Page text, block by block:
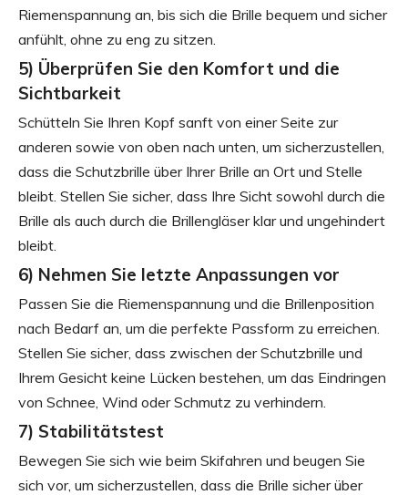
Riemenspannung an, bis sich die Brille bequem und sicher
anfühlt, ohne zu eng zu sitzen.
5) Überprüfen Sie den Komfort und die
Sichtbarkeit
Schütteln Sie Ihren Kopf sanft von einer Seite zur
anderen sowie von oben nach unten, um sicherzustellen,
dass die Schutzbrille über Ihrer Brille an Ort und Stelle
bleibt. Stellen Sie sicher, dass Ihre Sicht sowohl durch die
Brille als auch durch die Brillengläser klar und ungehindert
bleibt.
6) Nehmen Sie letzte Anpassungen vor
Passen Sie die Riemenspannung und die Brillenposition
nach Bedarf an, um die perfekte Passform zu erreichen.
Stellen Sie sicher, dass zwischen der Schutzbrille und
Ihrem Gesicht keine Lücken bestehen, um das Eindringen
von Schnee, Wind oder Schmutz zu verhindern.
7) Stabilitätstest
Bewegen Sie sich wie beim Skifahren und beugen Sie
sich vor, um sicherzustellen, dass die Brille sicher über